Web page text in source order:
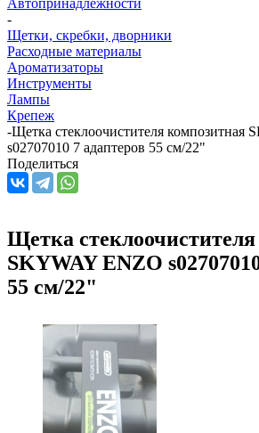
-
Щетки, скребки, дворники
Расходные материалы
Ароматизаторы
Инструменты
Лампы
Крепеж
-Щетка стеклоочистителя композитная
s02707010 7 адаптеров 55 см/22"
Поделиться
Щетка
SKYWAY ENZO
55 см/22"